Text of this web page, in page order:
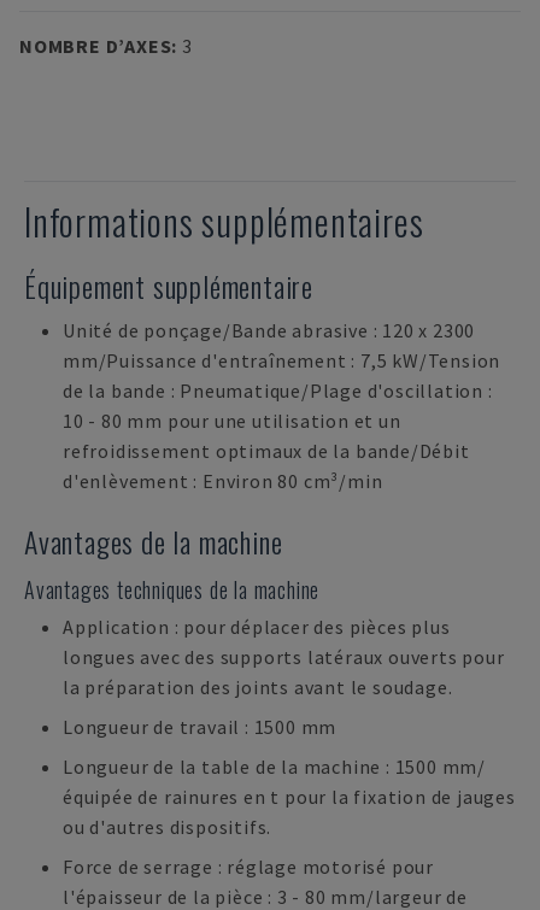
NOMBRE D’AXES: 3
Informations supplémentaires
Équipement supplémentaire
Unité de ponçage/Bande abrasive : 120 x 2300
mm/Puissance d'entraînement : 7,5 kW/Tension
de la bande : Pneumatique/Plage d'oscillation :
10 - 80 mm pour une utilisation et un
refroidissement optimaux de la bande/Débit
d'enlèvement : Environ 80 cm³/min
Avantages de la machine
Avantages techniques de la machine
Application : pour déplacer des pièces plus
longues avec des supports latéraux ouverts pour
la préparation des joints avant le soudage.
Longueur de travail : 1500 mm
Longueur de la table de la machine : 1500 mm/
équipée de rainures en t pour la fixation de jauges
ou d'autres dispositifs.
Force de serrage : réglage motorisé pour
l'épaisseur de la pièce : 3 - 80 mm/largeur de